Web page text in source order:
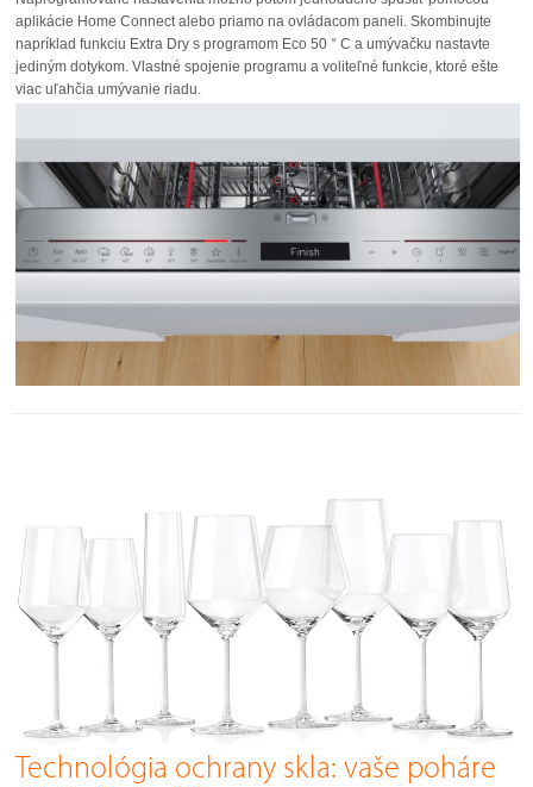
aplikácie Home Connect alebo priamo na ovládacom paneli. Skombinujte
napríklad funkciu Extra Dry s programom Eco 50 ° C a umývačku nastavte
jediným dotykom. Vlastné spojenie programu a voliteľné funkcie, ktoré ešte
viac uľahčia umývanie riadu.
Technológia ochrany skla: vaše poháre